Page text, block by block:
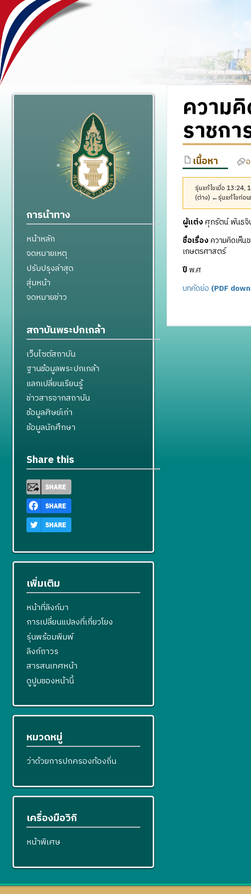
ความ
ราชก
เนื้อหา
รุ่นแก้ไขเมื่อ 13:24,
(ต่าง) ←รุ่นแก้ไขก่อ
ผู้แต่งศุภรัตน์ พันธจิ
ชื่อเรื่องความคิดเห็น
เกษตรศาสตร์
ปีพ.ศ
บทคัดย่อ (PDF
การนำทาง
หน้าหลัก
จดหมายเหตุ
ปรับปรุงล่าสุด
สุ่มหน้า
จดหมายข่าว
สถาบันพระปกเกล้า
เว็บไซต์สถาบัน
ฐานข้อมูลพระปกเกล้า
แลกเปลี่ยนเรียนรู้
ข่าวสารจากสถาบัน
ข้อมูลศิษย์เก่า
ข้อมูลนักศึกษา
Share this
เพิ่มเติม
หน้าที่ลิงก์มา
การเปลี่ยนแปลงที่เกี่ยวโยง
รุ่นพร้อมพิมพ์
ลิงก์ถาวร
สารสนเทศหน้า
ดูปูมของหน้านี้
หมวดหมู่
ว่าด้วยการปกครองท้องถิ่น
เครื่องมือวิกิ
หน้าพิเศษ